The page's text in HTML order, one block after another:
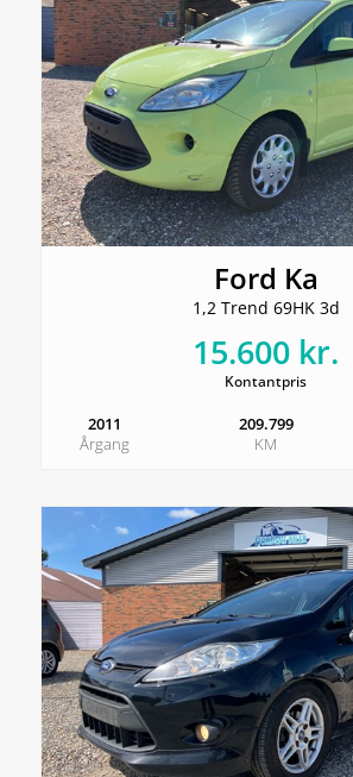
Ford Ka
1,2 Trend 69HK 3d
15.600 kr.
Kontantpris
2011
Årgang
209.799
KM